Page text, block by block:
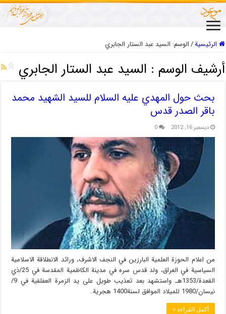
الرئيسية/الوسم: السيد عبد الستار الجابري
أرشيف الوسم : السيد عبد الستار الجابري
بحث حول المهدي عليه السلام للسيد الشهيد محمد
باقر الصدر قدس
ديسمبر 16, 2012 0
من اعلام الحوزة العلمية البارزين في النجف الاشرف، ورائد الانطلاقة الاسلامية
السياسية في العراق، ولد قدس سره في مدينة الكاظمية المقدسة في 25/ذي
القعدة/1353هـ واستشهد بعد تعذيب طويل على يد الزمرة العفلقية في 9/
نيسان/1980 للميلاد الموافق لسنة1400 هجرية.
أكمل القراءة »